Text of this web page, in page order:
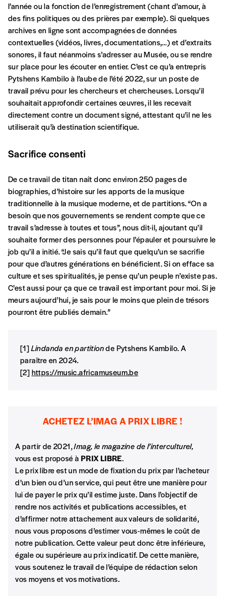
J’offre un abonnement (5
numéros)
J’offre le(s) numéro(s)
Vos coordonnées
Prénom*
Nom*
Organisation
TVA
Téléphone
Rue
Pays
n°
Localité
l’année ou la fonction de l’enregistrement (chant d’amour, à
des fins politiques ou des prières par exemple). Si quelques
archives en ligne sont accompagnées de données
contextuelles (vidéos, livres, documentations,…) et d’extraits
sonores, il faut néanmoins s’adresser au Musée, ou se rendre
sur place pour les écouter en entier. C’est ce qu’a entrepris
Pytshens Kambilo à l’aube de l’été 2022, sur un poste de
travail prévu pour les chercheurs et chercheuses. Lorsqu’il
souhaitait approfondir certaines œuvres, il les recevait
directement contre un document signé, attestant qu’il ne les
utiliserait qu’à destination scientifique.
Sacrifice consenti
De ce travail de titan naît donc environ 250 pages de
biographies, d’histoire sur les apports de la musique
traditionnelle à la musique moderne, et de partitions. “On a
besoin que nos gouvernements se rendent compte que ce
travail s’adresse à toutes et tous”, nous dit-il, ajoutant qu’il
souhaite former des personnes pour l’épauler et poursuivre le
job qu’il a initié. “Je sais qu’il faut que quelqu’un se sacrifie
pour que d’autres générations en bénéficient. Si on efface sa
culture et ses spiritualités, je pense qu’un peuple n’existe pas.
C’est aussi pour ça que ce travail est important pour moi. Si je
meurs aujourd’hui, je sais pour le moins que plein de trésors
pourront être publiés demain.”
[1]Lindanda en partitionde Pytshens Kambilo. A
paraître en 2024.
[2]https://music.africamuseum.be
ACHETEZ L’IMAG A PRIX LIBRE !
A partir de 2021,Imag, le magazine de l’interculturel,
vous est proposé à PRIX LIBRE.
Le prix libre est un mode de fixation du prix par l’acheteur
d’un bien ou d’un service, qui peut être une manière pour
lui de payer le prix qu’il estime juste. Dans l’objectif de
rendre nos activités et publications accessibles, et
d’affirmer notre attachement aux valeurs de solidarité,
nous vous proposons d’estimer vous-mêmes le coût de
notre publication. Cette valeur peut donc être inférieure,
égale ou supérieure au prix indicatif. De cette manière,
vous soutenez le travail de l’équipe de rédaction selon
vos moyens et vos motivations.